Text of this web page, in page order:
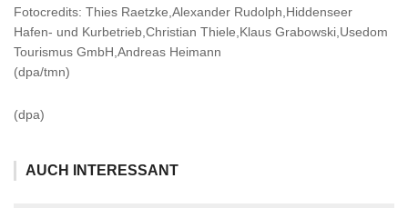
Fotocredits: Thies Raetzke,Alexander Rudolph,Hiddenseer
Hafen- und Kurbetrieb,Christian Thiele,Klaus Grabowski,Usedom
Tourismus GmbH,Andreas Heimann
(dpa/tmn)
(dpa)
AUCH INTERESSANT